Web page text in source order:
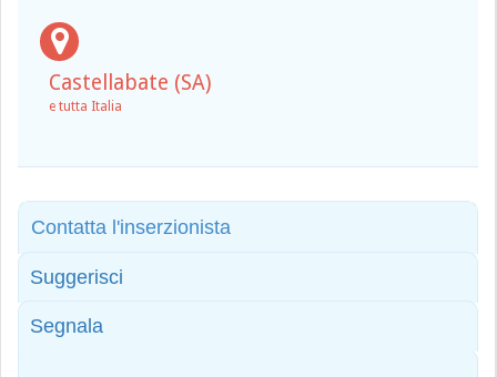
Castellabate (SA)
e tutta Italia
Contatta l'inserzionista
Suggerisci
Segnala